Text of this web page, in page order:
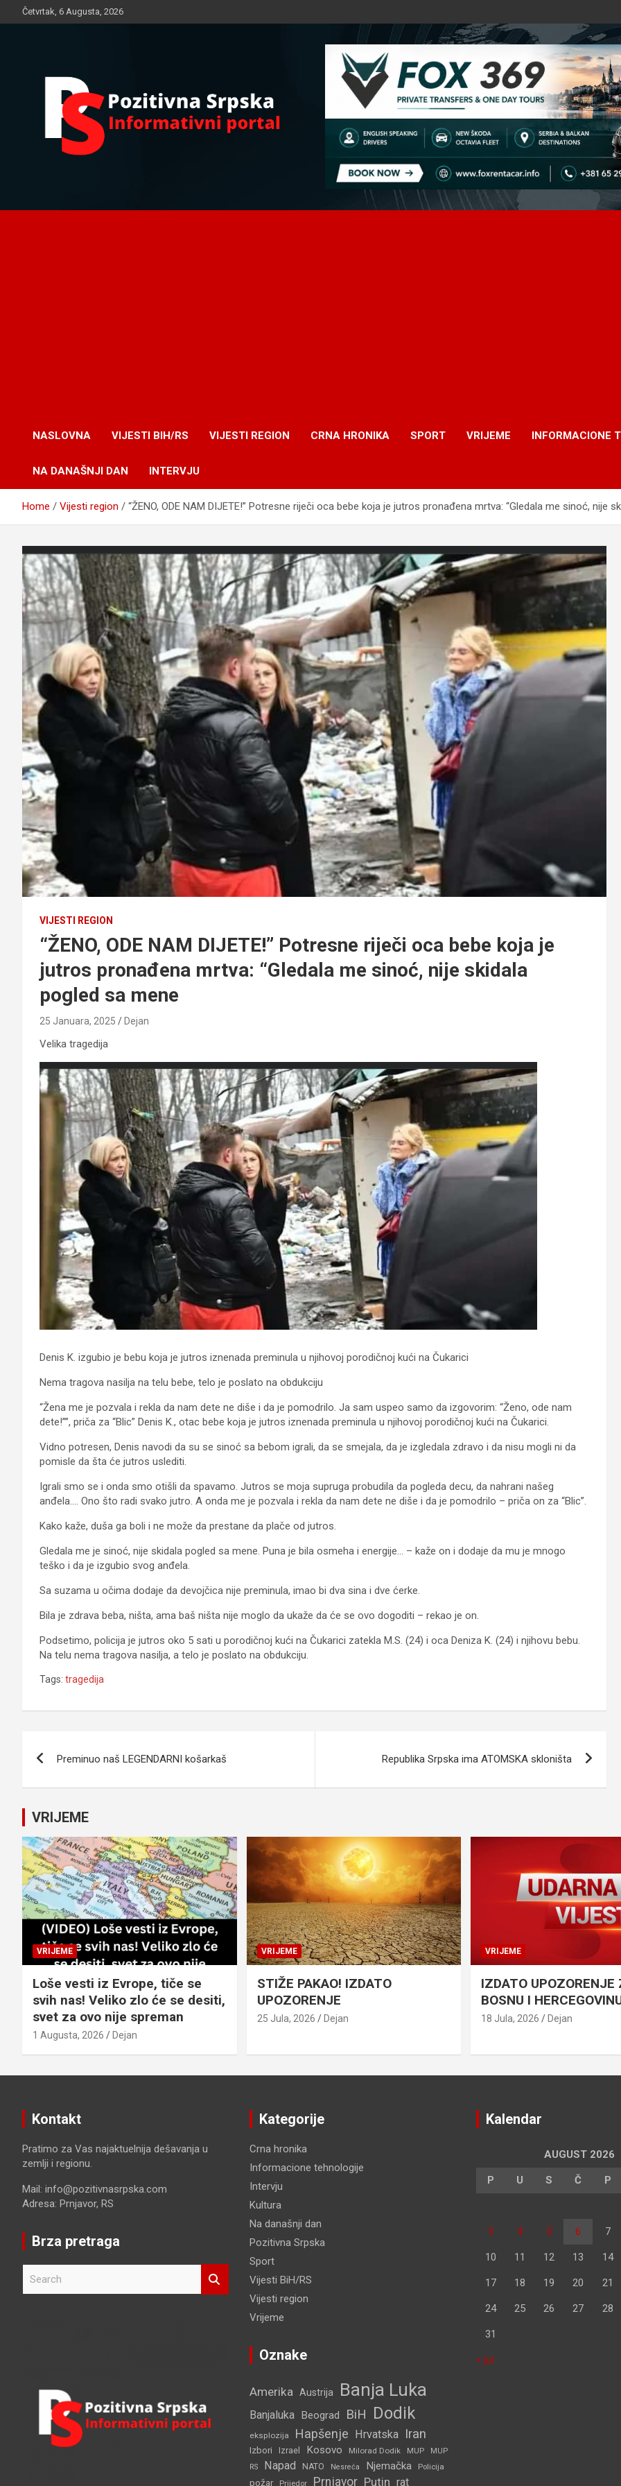
to
Četvrtak, 6 Augusta, 2026
NASLOVNA VIJESTI BIH/RS VIJESTI REGION CRNA HRONIKA SPORT VRIJEME INFORMACIONE
NA DANAŠNJI DAN INTERVJU
Home Vijesti region “ŽENO, ODE NAM DIJETE!” Potresne riječi oca bebe koja je jutros pronađena mrtva: “Gledala me sinoć, nije
VIJESTI REGION
“ŽENO, ODE NAM DIJETE!” Potresne riječi oca bebe koja je
jutros pronađena mrtva: “Gledala me sinoć, nije skidala
pogled sa mene
25 Januara, 2025 Dejan
Velika tragedija
Denis K. izgubio je bebu koja je jutros iznenada preminula u njihovoj porodičnoj kući na Čukarici
Nema tragova nasilja na telu bebe, telo je poslato na obdukciju
“Žena me je pozvala i rekla da nam dete ne diše i da je pomodrilo. Ja sam uspeo samo da izgovorim: “Ženo, ode nam
dete!””, priča za “Blic” Denis K., otac bebe koja je jutros iznenada preminula u njihovoj porodičnoj kući na Čukarici.
Vidno potresen, Denis navodi da su se sinoć sa bebom igrali, da se smejala, da je izgledala zdravo i da nisu mogli ni da
pomisle da šta će jutros uslediti.
Igrali smo se i onda smo otišli da spavamo. Jutros se moja supruga probudila da pogleda decu, da nahrani našeg
anđela…. Ono što radi svako jutro. A onda me je pozvala i rekla da nam dete ne diše i da je pomodrilo – priča on za “Blic”.
Kako kaže, duša ga boli i ne može da prestane da plače od jutros.
Gledala me je sinoć, nije skidala pogled sa mene. Puna je bila osmeha i energije… – kaže on i dodaje da mu je mnogo
teško i da je izgubio svog anđela.
Sa suzama u očima dodaje da devojčica nije preminula, imao bi dva sina i dve ćerke.
Bila je zdrava beba, ništa, ama baš ništa nije moglo da ukaže da će se ovo dogoditi – rekao je on.
Podsetimo, policija je jutros oko 5 sati u porodičnoj kući na Čukarici zatekla M.S. (24) i oca Deniza K. (24) i njihovu bebu.
Na telu nema tragova nasilja, a telo je poslato na obdukciju.
Tags: tragedija
Preminuo naš LEGENDARNI košarkaš Republika Srpska ima ATOMSKA skloništa
VRIJEME
VRIJEME
Loše vesti iz Evrope, tiče se
svih nas! Veliko zlo će se desiti,
svet za ovo nije spreman
1 Augusta, 2026 Dejan
VRIJEME
STIŽE PAKAO! IZDATO
UPOZORENJE
25 Jula, 2026 Dejan
VRIJEME
IZDATO UPOZORENJE
BOSNU I
18 Jula, 2026 Dejan
Kontakt
Pratimo za Vas najaktuelnija dešavanja u
zemlji i regionu.
Mail: info@pozitivnasrpska.com
Adresa: Prnjavor, RS
Brza pretraga
Kategorije
Crna hronika
Informacione tehnologije
Intervju
Kultura
Na današnji dan
Pozitivna Srpska
Sport
Vijesti BiH/RS
Vijesti region
Vrijeme
Oznake
Amerika Austrija Banja Luka
Banjaluka Beograd BiH Dodik
eksplozija Hapšenje Hrvatska Iran
Izbori Izrael Kosovo Milorad Dodik MUP
MUP
RS
Napad NATO Nesreća Njemačka Policija
požar Prijedor Prnjavor Putin rat
Kalendar
AUGUST 2026
P U S Č P
3 4 5 6 7
10 11 12 13 14
17 18 19 20 21
24 25 26 27 28
31
« jul